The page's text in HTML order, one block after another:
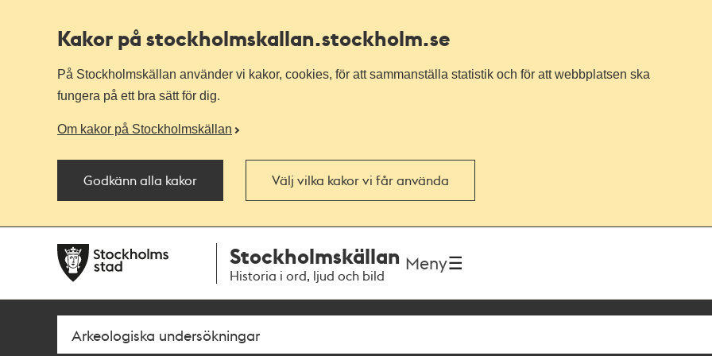
Kakor på stockholmskallan.stockholm.se
På Stockholmskällan använder vi kakor, cookies, för att sammanställa statistik och för att webbplatsen ska
fungera på ett bra sätt för dig.
Om kakor på Stockholmskällan
Godkänn alla kakor Välj vilka kakor vi får använda
navigationen
huvudinnehållet
Stockholmskällan
Historia i ord, ljud och bild
Meny
Sök